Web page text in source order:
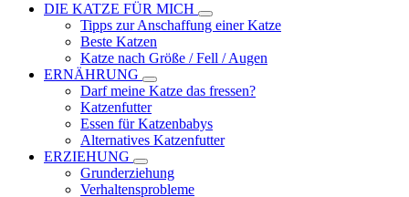
DIE KATZE FÜR MICH
Tipps zur Anschaffung einer Katze
Beste Katzen
Katze nach Größe / Fell / Augen
ERNÄHRUNG
Darf meine Katze das fressen?
Katzenfutter
Essen für Katzenbabys
Alternatives Katzenfutter
ERZIEHUNG
Grunderziehung
Verhaltensprobleme